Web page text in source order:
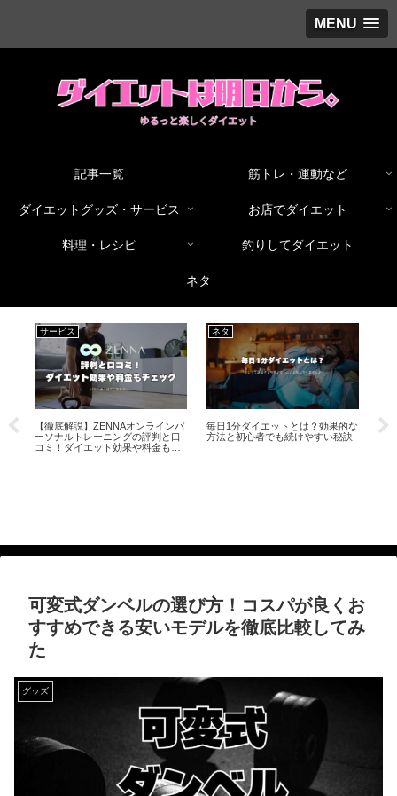
MENU
記事一覧 筋トレ・運動など
ダイエットグッズ・サービス お店でダイエット
料理・レシピ 釣りしてダイエット
ネタ
サービス
【徹底解説】ZENNAオンラインパ
ーソナルトレーニングの評判と口
コミ！ダイエット効果や料金もチ
ネタ
毎日1分ダイエットとは？効果的な
方法と初心者でも続けやすい秘訣
【
立
可変式ダンベルの選び方！コスパが良くお
すすめできる安いモデルを徹底比較してみ
た
グッズ